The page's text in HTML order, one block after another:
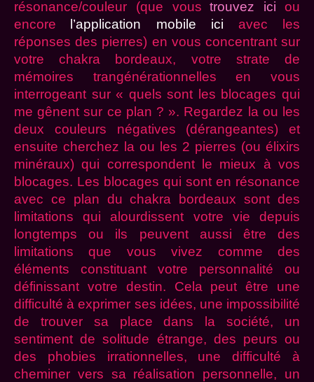
résonance/couleur (que vous trouvez ici
ou
encore
l’application mobile ici
avec les
réponses des pierres) en vous concentrant sur
votre chakra bordeaux, votre strate de
mémoires trangénérationnelles en vous
interrogeant sur « quels sont les blocages qui
me gênent sur ce plan ? ». Regardez la ou les
deux couleurs négatives (dérangeantes) et
ensuite cherchez la ou les 2 pierres (ou élixirs
minéraux) qui correspondent le mieux à vos
blocages. Les blocages qui sont en résonance
avec ce plan du chakra bordeaux sont des
limitations qui alourdissent votre vie depuis
longtemps ou ils peuvent aussi être des
limitations que vous vivez comme des
éléments constituant votre personnalité ou
définissant votre destin. Cela peut être une
difficulté à exprimer ses idées, une impossibilité
de trouver sa place dans la société, un
sentiment de solitude étrange, des peurs ou
des phobies irrationnelles, une difficulté à
cheminer vers sa réalisation personnelle, un